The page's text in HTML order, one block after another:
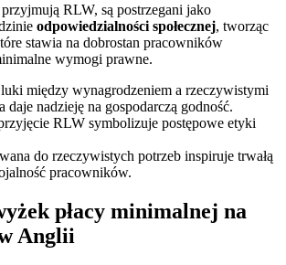
RLW, są postrzegani jako
odpowiedzialności społecznej, tworząc
stawia na dobrostan pracowników
wymogi prawne.
między wynagrodzeniem a rzeczywistymi
daje nadzieję na gospodarczą godność.
RLW symbolizuje postępowe etyki
do rzeczywistych potrzeb inspiruje trwałą
pracowników.
płacy minimalnej na
Anglii